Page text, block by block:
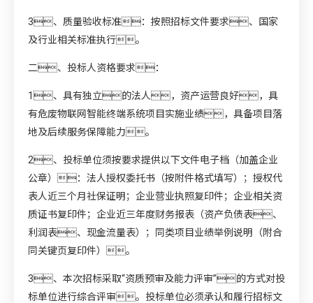
3、质量验收标准：按照招标文件要求、国家
及行业相关标准执行。
二、投标人资格要求：
1、具有独立的法人，资产运营良好，具
有危废物联网智能终端系统项目实施业绩，具备项目落
地及后续服务保障能力。
2、投标单位须按要求提供以下文件电子档（加盖企业
公章）：法人授权委托书（按附件格式填写）；授权代
表人近三个月社保证明；企业营业执照复印件；企业相关资
质证书复印件；企业近三年度财务报表（资产负债表、
利润表、现金流量表）；同类项目业绩举例说明（附合
同关键页复印件）。
3、本次招标采取“资质预审及能力评审”的方式对投
标单位进行综合评审。投标单位必须承认和履行招标文